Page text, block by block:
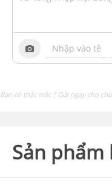
Bạn có thắc mắc ? Gửi ngay cho
Sản phẩm